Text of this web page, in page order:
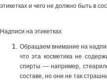
этикетках и чего не должно быть в
Надписи на этикетках
Обращаем внимание на
что эта косметика не
спирты — например,
составе, но они не так